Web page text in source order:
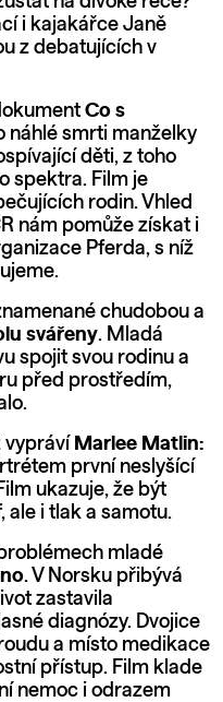
i kajakářce Janě
z debatujících v
Co s
náhlé smrti manželky
děti, z toho
spektra. Film je
rodin. Vhled
nám pomůže získat i
Pferda, s níž
chudobou a
svářeny. Mladá
spojit svou rodinu a
před prostředím,
vypráví Marlee Matlin:
první neslyšící
ukazuje, že být
ale i tlak a samotu.
mladé
. V Norsku přibývá
zastavila
diagnózy. Dvojice
a místo medikace
přístup. Film klade
nemoc i odrazem